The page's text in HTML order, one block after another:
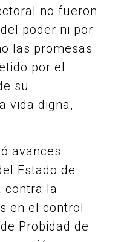
no fueron
poder ni por
las promesas
por el
su
vida digna,
avances
Estado de
contra la
en el control
Probidad de